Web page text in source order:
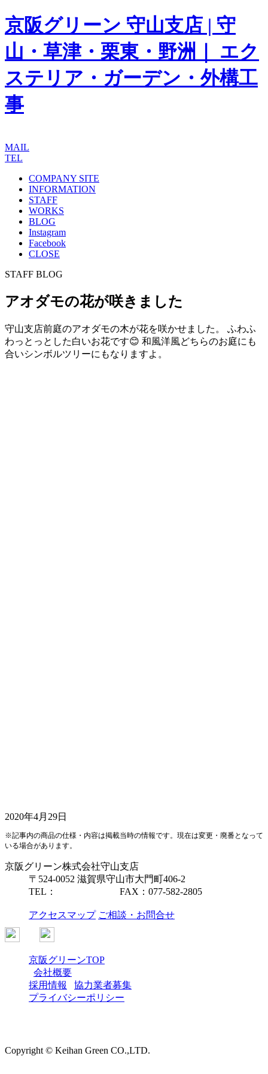
京阪グリーン 守山支店 | 守
山・草津・栗東・野洲｜ エク
ステリア・ガーデン・外構工
事
MAIL
TEL
COMPANY SITE
INFORMATION
STAFF
WORKS
BLOG
Instagram
Facebook
CLOSE
STAFF BLOG
アオダモの花が咲きました
守山支店前庭のアオダモの木が花を咲かせました。 ふわふ
わっとっとした白いお花です😊 和風洋風どちらのお庭にも
合いシンボルツリーにもなりますよ。
2020年4月29日
※記事内の商品の仕様・内容は掲載当時の情報です。現在は変更・廃番となって
いる場合があります。
京阪グリーン株式会社守山支店
〒524-0052 滋賀県守山市大門町406-2
TEL：
FAX：077-582-2805
アクセスマップ ご相談・お問合せ
京阪グリーンTOP
会社概要
採用情報
協力業者募集
プライバシーポリシー
Copyright © Keihan Green CO.,LTD.